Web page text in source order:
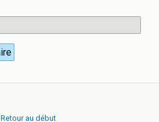
Retour au début